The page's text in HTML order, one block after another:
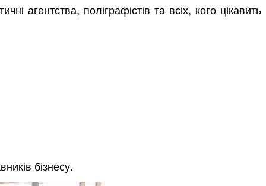
агентства, поліграфістів та всіх, кого цікавить
бізнесу.